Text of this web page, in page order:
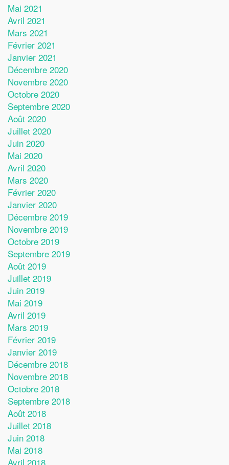
Mai 2021
Avril 2021
Mars 2021
Février 2021
Janvier 2021
Décembre 2020
Novembre 2020
Octobre 2020
Septembre 2020
Août 2020
Juillet 2020
Juin 2020
Mai 2020
Avril 2020
Mars 2020
Février 2020
Janvier 2020
Décembre 2019
Novembre 2019
Octobre 2019
Septembre 2019
Août 2019
Juillet 2019
Juin 2019
Mai 2019
Avril 2019
Mars 2019
Février 2019
Janvier 2019
Décembre 2018
Novembre 2018
Octobre 2018
Septembre 2018
Août 2018
Juillet 2018
Juin 2018
Mai 2018
Avril 2018